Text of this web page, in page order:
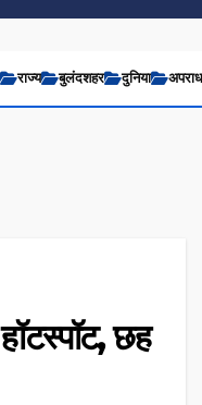
राज्य बुलंदशहर दुनिया अपराध
छह